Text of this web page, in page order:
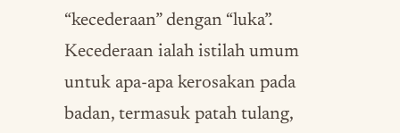
“kecederaan” dengan “luka”.
Kecederaan ialah istilah umum
untuk apa-apa kerosakan pada
badan, termasuk patah tulang,